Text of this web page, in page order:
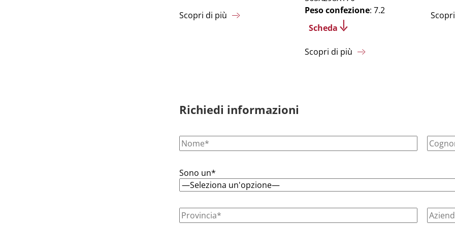
Scopri di più
Peso confezione: 7.2
Scheda
Scopri di più
Richiedi informazioni
Sono un*